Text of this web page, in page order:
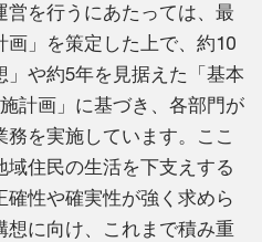
を行うにあたっては、最
」を策定した上で、約10
や約5年を見据えた「基本
計画」に基づき、各部門が
を実施しています。ここ
住民の生活を下支えする
性や確実性が強く求めら
に向け、これまで積み重